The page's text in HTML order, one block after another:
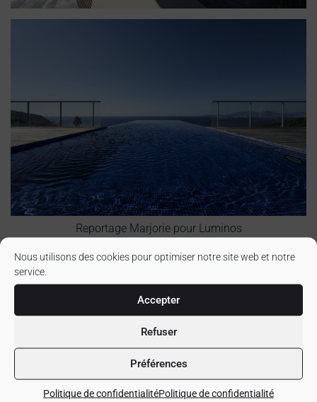
Nous utilisons des cookies pour optimiser notre site web et notre
service.
Accepter
Refuser
Préférences
Politique de confidentialitéPolitique de confidentialité
Reportage Marjorie pour Luminos